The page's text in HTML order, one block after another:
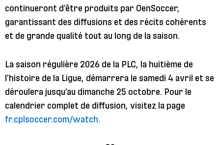
continueront d’être produits par OenSoccer,
garantissant des diffusions et des récits cohérents
et de grande qualité tout au long de la saison.
La saison régulière 2026 de la PLC, la huitième de
l’histoire de la Ligue, démarrera le samedi 4 avril et se
déroulera jusqu’au dimanche 25 octobre. Pour le
calendrier complet de diffusion, visitez la page
fr.cplsoccer.com/watch.